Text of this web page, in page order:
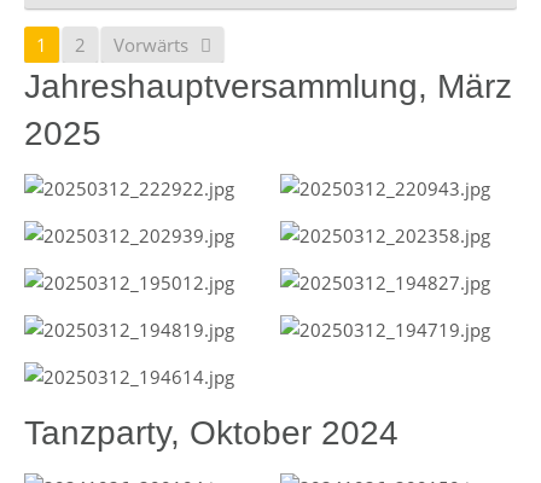
1 2 Vorwärts
Jahreshauptversammlung, März
2025
Tanzparty, Oktober 2024